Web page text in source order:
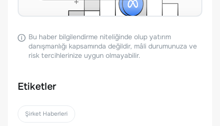
Bu haber bilgilendirme niteliğinde olup yatırım
danışmanlığı kapsamında değildir, mâli durumunuza ve
risk tercihlerinize uygun olmayabilir.
Etiketler
Şirket Haberleri